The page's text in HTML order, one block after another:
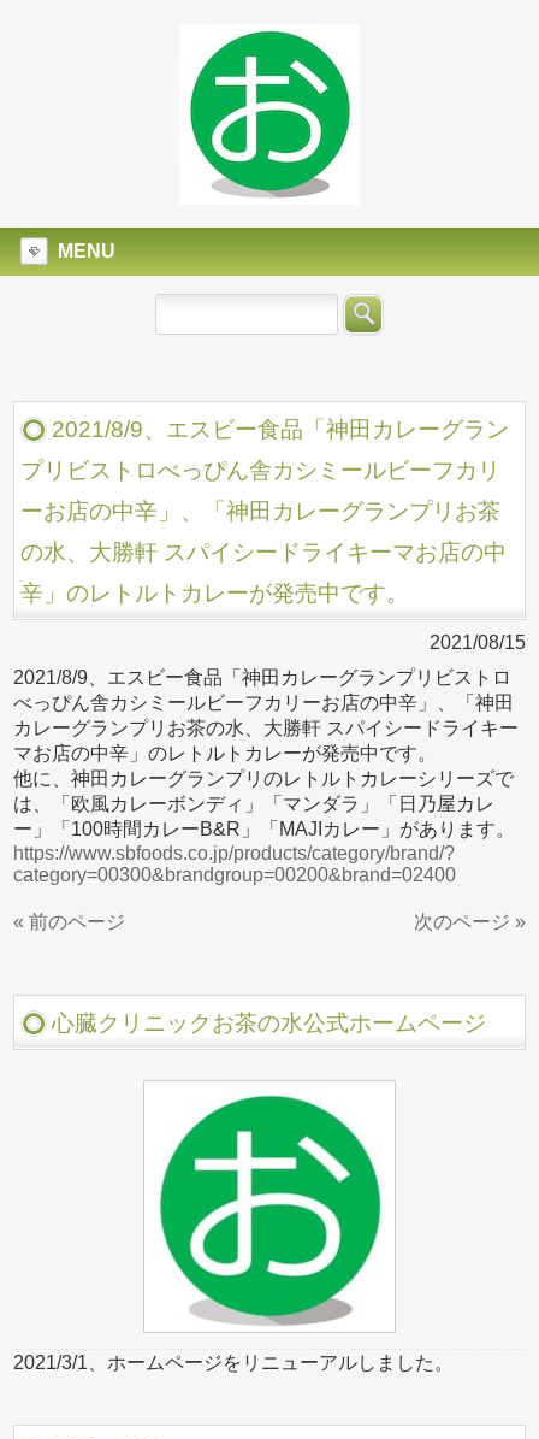
MENU
2021/8/9、エスビー食品「神田カレーグラン
プリビストロべっぴん舎カシミールビーフカリ
ーお店の中辛」、「神田カレーグランプリお茶
の水、大勝軒 スパイシードライキーマお店の中
辛」のレトルトカレーが発売中です。
2021/08/15
2021/8/9、エスビー食品「神田カレーグランプリビストロ
べっぴん舎カシミールビーフカリーお店の中辛」、「神田
カレーグランプリお茶の水、大勝軒 スパイシードライキー
マお店の中辛」のレトルトカレーが発売中です。
他に、神田カレーグランプリのレトルトカレーシリーズで
は、「欧風カレーボンディ」「マンダラ」「日乃屋カレ
ー」「100時間カレーB&R」「MAJIカレー」があります。
https://www.sbfoods.co.jp/products/category/brand/?
category=00300&brandgroup=00200&brand=02400
« 前のページ 次のページ »
心臓クリニックお茶の水公式ホームページ
2021/3/1、ホームページをリニューアルしました。